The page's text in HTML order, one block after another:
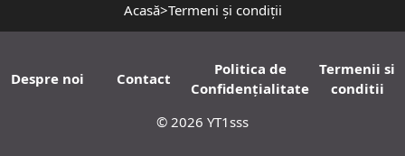
Acasă>Termeni și condiții
Despre noi Contact
Politica de
Confidențialitate
Termenii si
conditii
© 2026 YT1sss